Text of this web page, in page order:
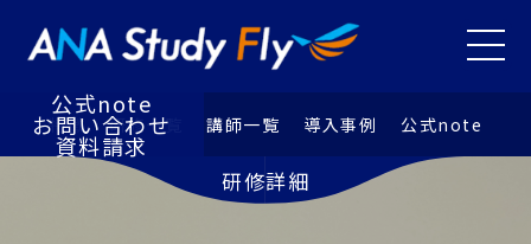
特徴 研修⼀覧 講師⼀覧 導⼊事例 公式note
講師⼀覧
導⼊事例
公式note
お問い合わせ
資料請求
研修詳細